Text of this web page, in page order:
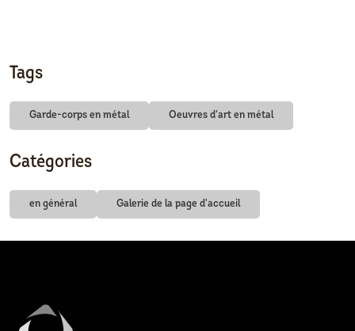
Tags
Garde-corps en métal Oeuvres d'art en métal
Catégories
en général Galerie de la page d'accueil